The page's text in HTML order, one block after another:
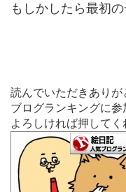
もしかしたら最初
読んでいただきありが
ブログランキングに参
よろしければ押してく